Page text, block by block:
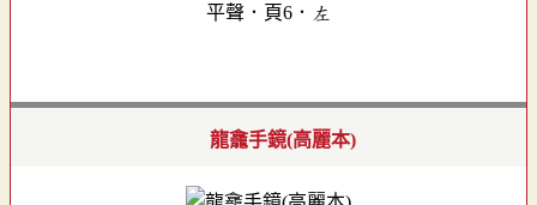
平聲．頁6．左
龍龕手鏡(高麗本)